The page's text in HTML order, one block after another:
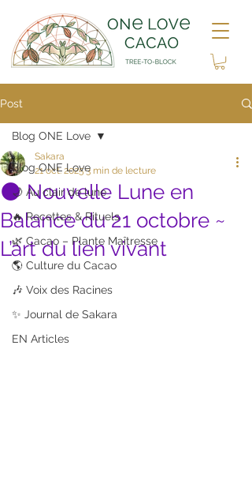
Post
Blog ONE Love
🌙 Au clair de lune
🔥 Recettes & Rituels
🌿 Cacao – Plante Maîtresse
🌎 Culture du Cacao
🎶 Voix des Racines
✨ Journal de Sakara
EN Articles
Blog ONE Love
🌑 Nouvelle Lune en
Balance du 21 octobre ~
L’art du lien vivant
Sakara
21 oct. 20253 min de lecture